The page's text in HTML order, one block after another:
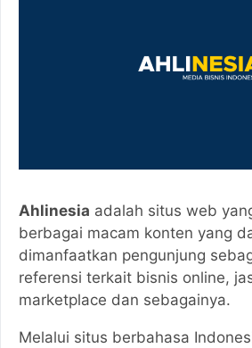
Ahlinesia adalah situs web
berbagai macam konten yang
dimanfaatkan pengunjung
referensi terkait bisnis online,
marketplace dan sebagainya.
Melalui situs berbahasa